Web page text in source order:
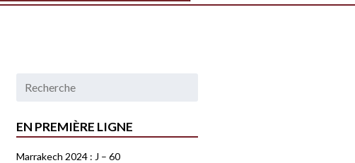
EN PREMIÈRE LIGNE
Marrakech 2024 : J – 60